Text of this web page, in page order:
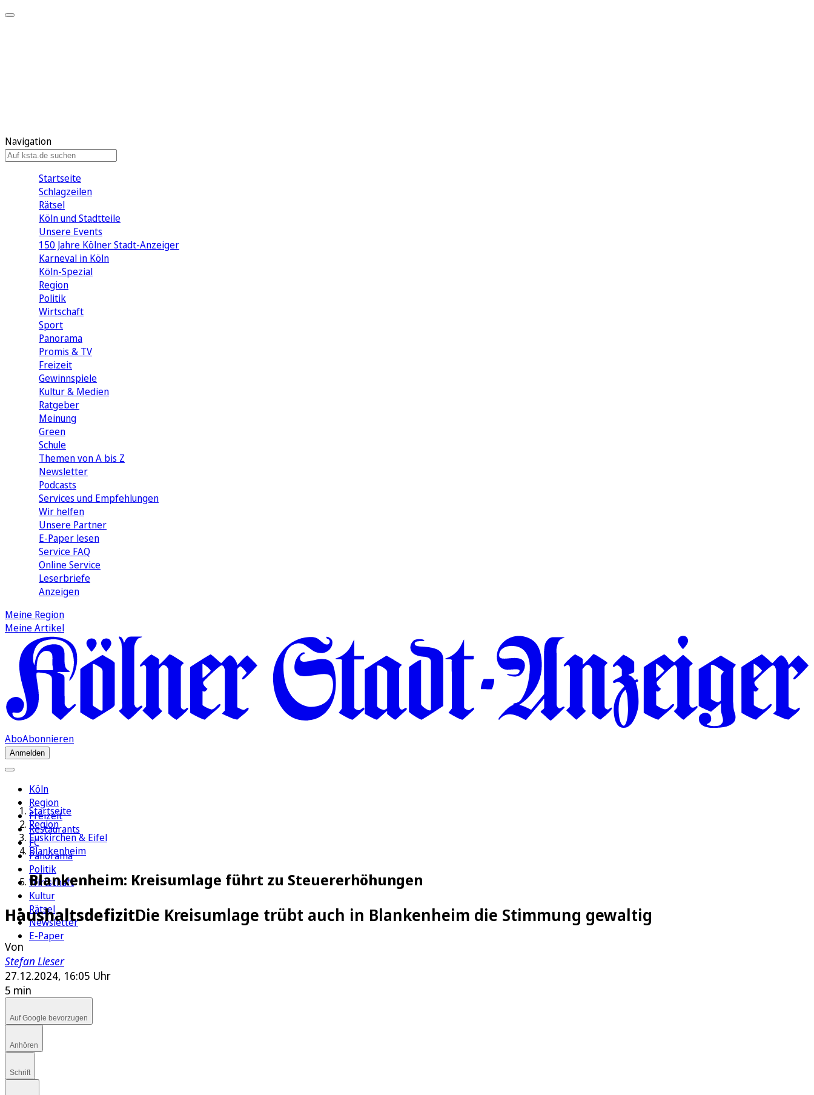
Navigation
Startseite
Schlagzeilen
Rätsel
Köln und Stadtteile
Unsere Events
150 Jahre Kölner Stadt-Anzeiger
Karneval in Köln
Köln-Spezial
Region
Politik
Wirtschaft
Sport
Panorama
Promis & TV
Freizeit
Gewinnspiele
Kultur & Medien
Ratgeber
Meinung
Green
Schule
Themen von A bis Z
Newsletter
Podcasts
Services und Empfehlungen
Wir helfen
Unsere Partner
E-Paper lesen
Service FAQ
Online Service
Leserbriefe
Anzeigen
Meine Region
Meine Artikel
AboAbonnieren
Anmelden
Köln
Region
Freizeit
Restaurants
FC
Panorama
Politik
Wirtschaft
Kultur
Rätsel
Newsletter
E-Paper
Startseite
Region
Euskirchen & Eifel
Blankenheim
Blankenheim: Kreisumlage führt zu Steuererhöhungen
HaushaltsdefizitDie Kreisumlage trübt auch in Blankenheim die Stimmung gewaltig
Von
Stefan Lieser
27.12.2024, 16:05 Uhr
5 min
Auf Google bevorzugen
Anhören
Schrift